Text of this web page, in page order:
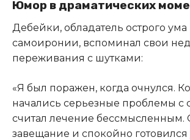
Юмор в драматических
Дебейки, обладатель острого ума
самоиронии, вспоминал свои
переживания с шутками:
«Я был поражен, когда очнулся.
начались серьезные проблемы с
считал лечение бессмысленным.
завещание и спокойно готовился